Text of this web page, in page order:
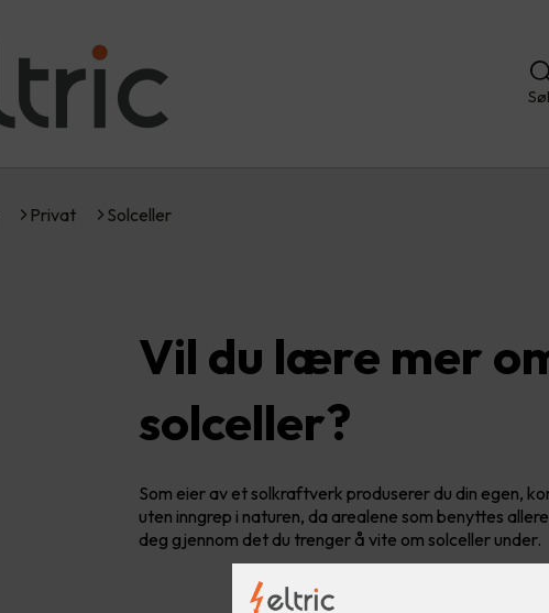
Privat Solceller
Vil du lære mer
solceller?
Som eier av et solkraftverk produserer du din egen,
uten inngrep i naturen, da arealene som benyttes
deg gjennom det du trenger å vite om solceller under.